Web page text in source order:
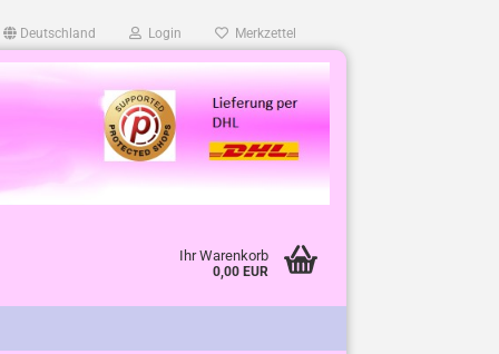
Deutschland Login Merkzettel
Ihr Warenkorb
0,00 EUR